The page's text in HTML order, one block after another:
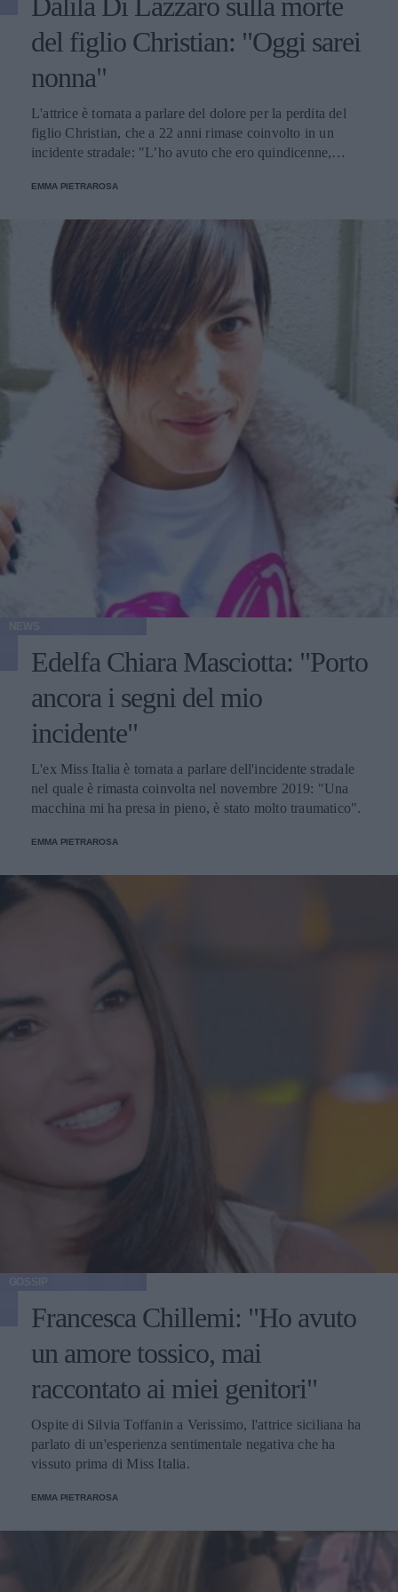
del figlio Christian: "Oggi sarei
nonna"
L'attrice è tornata a parlare del dolore per la perdita del
figlio Christian, che a 22 anni rimase coinvolto in un
incidente stradale: "L’ho avuto che ero quindicenne,
EMMA PIETRAROSA
Edelfa Chiara Masciotta: "Porto
ancora i segni del mio
incidente"
L'ex Miss Italia è tornata a parlare dell'incidente stradale
nel quale è rimasta coinvolta nel novembre 2019: "Una
macchina mi ha presa in pieno, è stato molto traumatico".
EMMA PIETRAROSA
Francesca Chillemi: "Ho avuto
un amore tossico, mai
raccontato ai miei genitori"
Ospite di Silvia Toffanin a Verissimo, l'attrice siciliana ha
parlato di un'esperienza sentimentale negativa che ha
vissuto prima di Miss Italia.
EMMA PIETRAROSA